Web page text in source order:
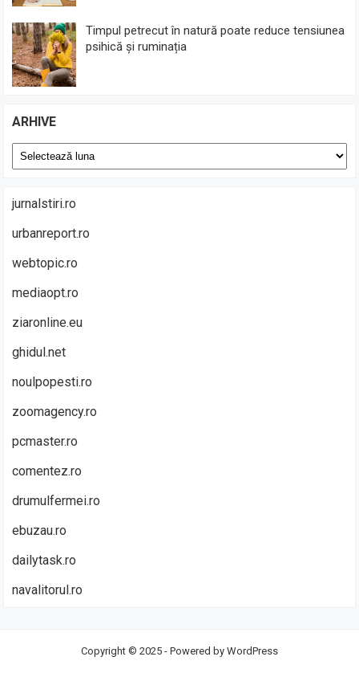
Timpul petrecut în natură poate reduce tensiunea
psihică și ruminația
ARHIVE
Arhive
jurnalstiri.ro
urbanreport.ro
webtopic.ro
mediaopt.ro
ziaronline.eu
ghidul.net
noulpopesti.ro
zoomagency.ro
pcmaster.ro
comentez.ro
drumulfermei.ro
ebuzau.ro
dailytask.ro
navalitorul.ro
Copyright © 2025 - Powered by WordPress